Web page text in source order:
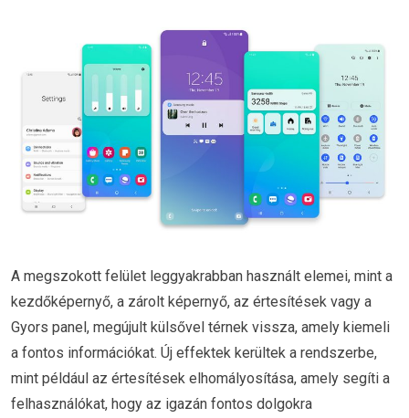
A megszokott felület leggyakrabban használt elemei, mint a
kezdőképernyő, a zárolt képernyő, az értesítések vagy a
Gyors panel, megújult külsővel térnek vissza, amely kiemeli
a fontos információkat. Új effektek kerültek a rendszerbe,
mint például az értesítések elhomályosítása, amely segíti a
felhasználókat, hogy az igazán fontos dolgokra